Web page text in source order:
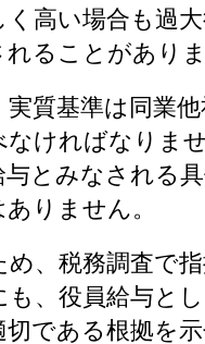
く高い場合も過
ることがありま
実質基準は同業
なければなりま
与とみなされる
りません。
め、税務調査で
も、役員給与と
切である根拠を